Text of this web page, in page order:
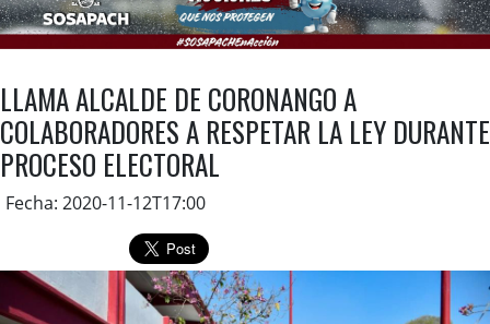
LLAMA ALCALDE DE CORONANGO A
COLABORADORES A RESPETAR LA LEY DURANTE
PROCESO ELECTORAL
Fecha: 2020-11-12T17:00